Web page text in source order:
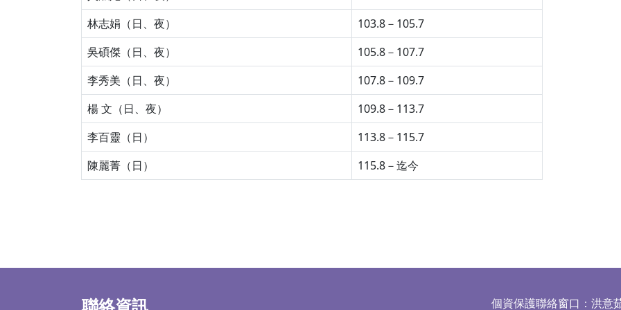
林志娟（日、夜）
103.8－105.7
吳碩傑（日、夜）
105.8－107.7
李秀美（日、夜）
107.8－109.7
楊 文（日、夜）
109.8－113.7
李百靈（日）
113.8－115.7
陳麗菁（日）
115.8－迄今
個資保護聯絡窗口：洪意